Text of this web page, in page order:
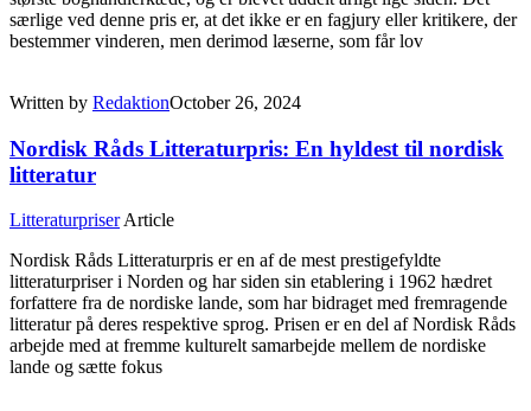
særlige ved denne pris er, at det ikke er en fagjury eller kritikere, der
bestemmer vinderen, men derimod læserne, som får lov
Written by RedaktionOctober 26, 2024
Nordisk Råds Litteraturpris: En hyldest til nordisk
litteratur
LitteraturpriserArticle
Nordisk Råds Litteraturpris er en af de mest prestigefyldte
litteraturpriser i Norden og har siden sin etablering i 1962 hædret
forfattere fra de nordiske lande, som har bidraget med fremragende
litteratur på deres respektive sprog. Prisen er en del af Nordisk Råds
arbejde med at fremme kulturelt samarbejde mellem de nordiske
lande og sætte fokus